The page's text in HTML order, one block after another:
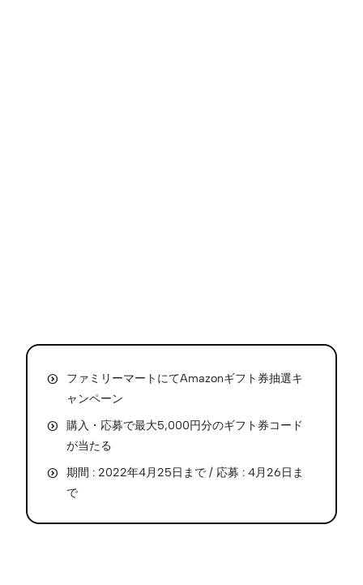
ファミリーマートにてAmazonギフト券抽選キ
ャンペーン
購入・応募で最大5,000円分のギフト券コード
が当たる
期間 : 2022年4月25日まで / 応募 : 4月26日ま
で